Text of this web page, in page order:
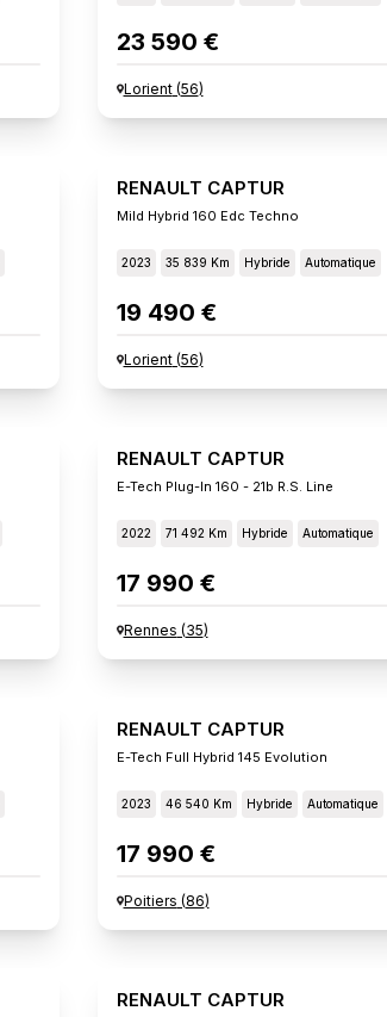
23 590 €
Lorient(56)
RENAULT CAPTUR
Mild Hybrid 160 Edc Techno
2023 35 839 Km Hybride Automatique
19 490 €
Lorient(56)
RENAULT CAPTUR
E-Tech Plug-In 160 - 21b R.s. Line
2022 71 492 Km Hybride Automatique
17 990 €
Rennes (35)
RENAULT CAPTUR
E-Tech Full Hybrid 145 Evolution
2023 46 540 Km Hybride Automatique
17 990 €
Poitiers (86)
RENAULT CAPTUR